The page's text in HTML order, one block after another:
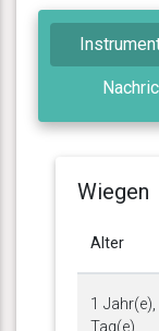
Wiegen
Alter
1
Tag(e)